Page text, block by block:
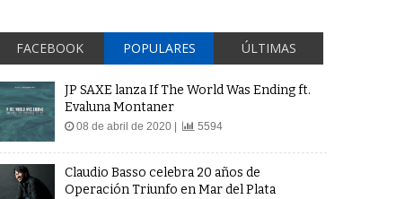
FACEBOOK POPULARES ÚLTIMAS
JP SAXE lanza If The World Was Ending ft.
Evaluna Montaner
08 de abril de 2020 | 5594
Claudio Basso celebra 20 años de
Operación Triunfo en Mar del Plata